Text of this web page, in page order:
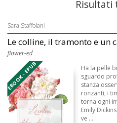
Risultati
Sara Staffolani
Le colline, il tramonto e un
flower-ed
EBOOK - EPUB
Ha la pelle
sguardo
stanza
ronzanti, i
torna ogni
Emily
ve ...